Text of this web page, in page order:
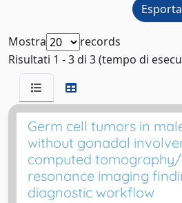
Mostra
records
Risultati 1 - 3 di 3 (tempo di
Germ cell tumors in
without gonadal
computed
resonance imaging
diagnostic workflow